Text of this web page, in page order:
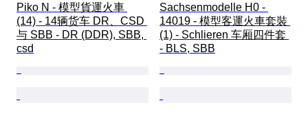
Piko N - 模型貨運火車
(14) - 14辆货车 DR、CSD
与 SBB - DR (DDR), SBB,
csd
Sachsenmodelle H0 -
14019 - 模型客運火車套裝
(1) - Schlieren 车厢四件套
- BLS, SBB